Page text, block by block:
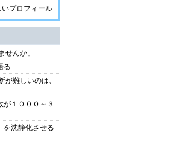
いプロフィール
んか」
る
が難しいのは、
が１０００～３
を沈静化させる